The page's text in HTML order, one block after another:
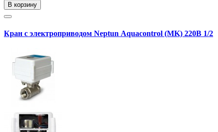
В корзину
Кран с электроприводом Neptun Aquacontrol (MK) 220В 1/2